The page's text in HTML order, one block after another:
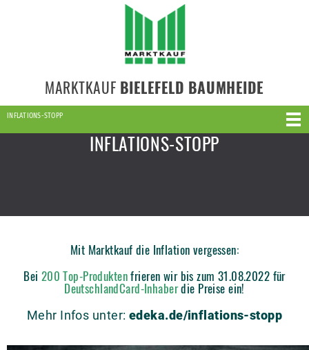
MARKTKAUF BIELEFELD BAUMHEIDE
INFLATIONS-STOPP
INFLATIONS-STOPP
Mit Marktkauf die Inflation vergessen:
Bei 200 Top-Produktenfrieren wir bis zum 31.08.2022 für
DeutschlandCard-Inhaberdie Preise ein!
Mehr Infos unter: edeka.de/inflations-stopp